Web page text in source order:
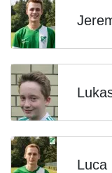
Luca